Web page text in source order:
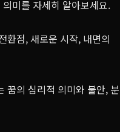
미를 자세히 알아보세요.
환점, 새로운 시작, 내면의
꿈의 심리적 의미와 불안, 분